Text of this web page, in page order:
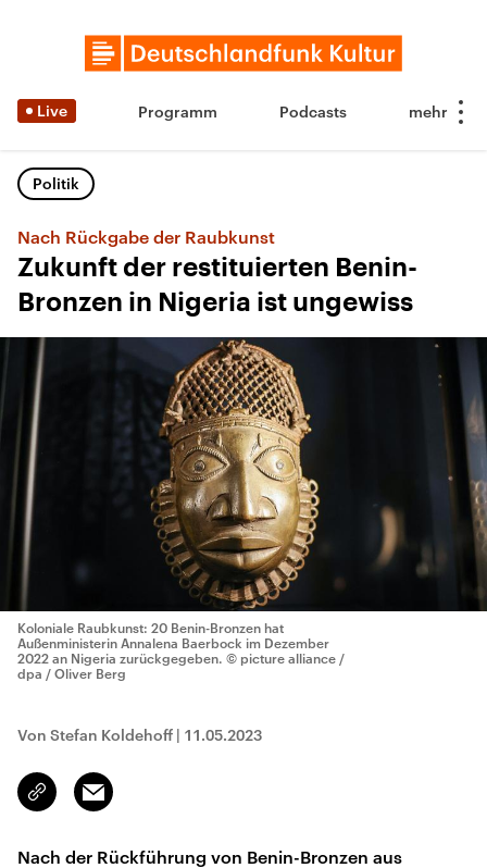
Live Programm Podcasts
Politik
Nach Rückgabe der Raubkunst
Zukunft der restituierten Benin-
Bronzen in Nigeria ist ungewiss
Koloniale Raubkunst: 20 Benin-Bronzen hat
Außenministerin Annalena Baerbock im Dezember
2022 an Nigeria zurückgegeben. © picture alliance /
dpa / Oliver Berg
Von Stefan Koldehoff | 11.05.2023
Link
kopieren/teilen
Email
Nach der Rückführung von Benin-Bronzen aus